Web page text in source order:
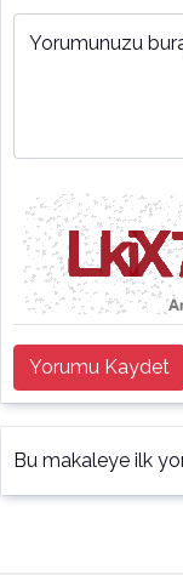
Yorumunuzu
Yorumu Kaydet
Bu makaleye ilk